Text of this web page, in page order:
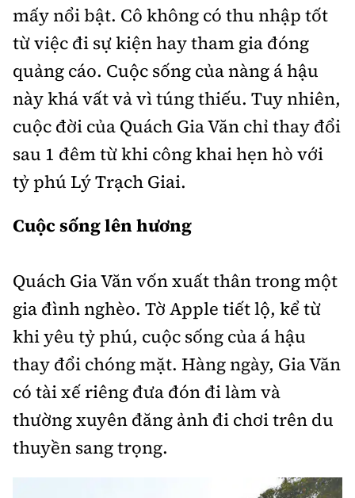
mấy nổi bật. Cô không có thu nhập tốt
từ việc đi sự kiện hay tham gia đóng
quảng cáo. Cuộc sống của nàng á hậu
này khá vất vả vì túng thiếu. Tuy nhiên,
cuộc đời của Quách Gia Văn chỉ thay đổi
sau 1 đêm từ khi công khai hẹn hò với
tỷ phú Lý Trạch Giai.
Cuộc sống lên hương
Quách Gia Văn vốn xuất thân trong một
gia đình nghèo. Tờ Apple tiết lộ, kể từ
khi yêu tỷ phú, cuộc sống của á hậu
thay đổi chóng mặt. Hàng ngày, Gia Văn
có tài xế riêng đưa đón đi làm và
thường xuyên đăng ảnh đi chơi trên du
thuyền sang trọng.